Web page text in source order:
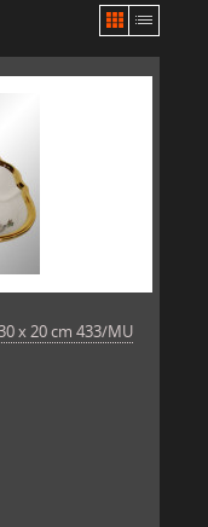
x 20 cm 433/MU